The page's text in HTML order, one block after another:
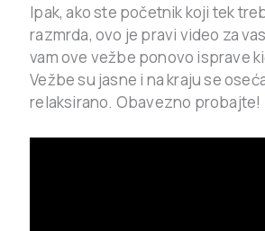
Ipak, ako ste početnik koji tek
razmrda, ovo je pravi video za
vam ove vežbe ponovo isprave
Vežbe su jasne i na kraju se
relaksirano. Obavezno probajte!